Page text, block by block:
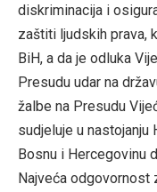
diskriminacija i
zaštiti ljudskih prava,
BiH, a da je odluka
Presudu udar na
žalbe na Presudu
sudjeluje u nastojanju
Bosnu i Hercegovinu
Najveća odgovornost